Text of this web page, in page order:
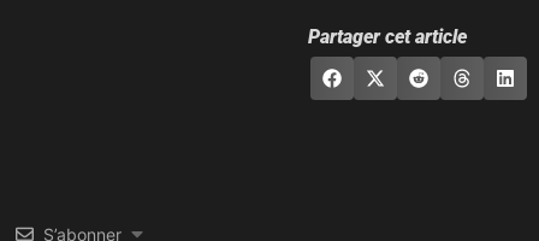
Partager cet article
S’abonner